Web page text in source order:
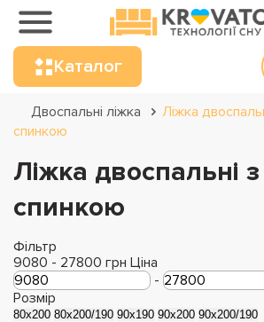
Каталог
Двоспальні ліжка
Ліжка
спинкою
Ліжка двоспальні
спинкою
Фільтр
9080 - 27800 грн Ціна
-
Розмір
80x200 80x200/190 90x190 90x200 90x200/190